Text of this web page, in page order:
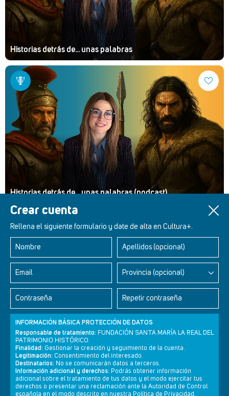
Crear cuenta
Rellena el siguiente formulario y date de alta en Cultura+.
Nombre Apellidos (opcional)
Email Provincia (opcional)
Contraseña Repetir contraseña
INFORMACIÓN BÁSICA PROTECCIÓN DE DATOS
Responsable de tratamiento: FUNDACIÓN SANTA MARÍA LA REAL DEL
PATRIMONIO HISTÓRICO.
Finalidad: Gestionar la creación y seguimiento de la cuenta.
Legitimación: Consentimiento del interesado.
Destinatarios: No se comunicarán datos a terceros.
Información adicional y derechos: Podrás obtener información
adicional sobre el tratamiento de tus datos y el modo ejercitar tus
derechos o presentar una reclamación ante la Autoridad de Control
española en el modo descrito en nuestra Política de Privacidad.
Historias detrás de... unas palabras
Historias detrás de... unas palabras (podcast)
Retablos Renacentistas Este de León
Newsletter Aviso legal Política de privacidad Política de cookies